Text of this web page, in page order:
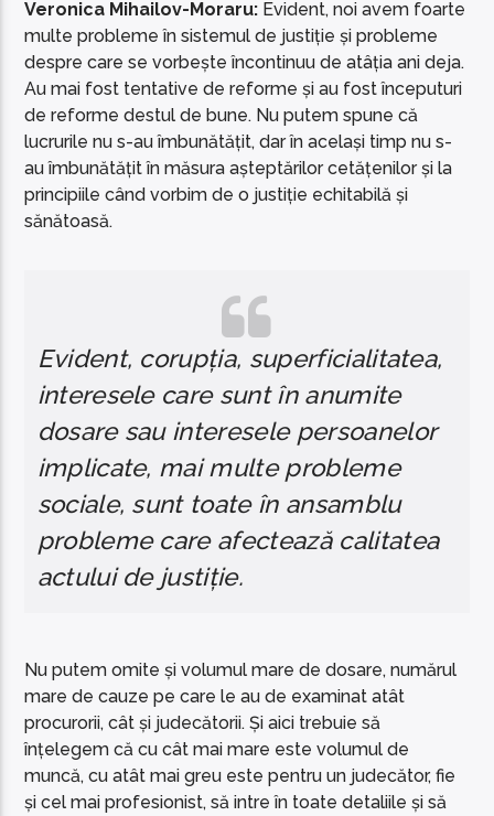
Veronica Mihailov-Moraru: Evident, noi avem foarte
multe probleme în sistemul de justiție și probleme
despre care se vorbește încontinuu de atâția ani deja.
Au mai fost tentative de reforme și au fost începuturi
de reforme destul de bune. Nu putem spune că
lucrurile nu s-au îmbunătățit, dar în același timp nu s-
au îmbunătățit în măsura așteptărilor cetățenilor și la
principiile când vorbim de o justiție echitabilă și
sănătoasă.
Evident, corupția, superficialitatea,
interesele care sunt în anumite
dosare sau interesele persoanelor
implicate, mai multe probleme
sociale, sunt toate în ansamblu
probleme care afectează calitatea
actului de justiție.
Nu putem omite și volumul mare de dosare, numărul
mare de cauze pe care le au de examinat atât
procurorii, cât și judecătorii. Și aici trebuie să
înțelegem că cu cât mai mare este volumul de
muncă, cu atât mai greu este pentru un judecător, fie
și cel mai profesionist, să intre în toate detaliile și să